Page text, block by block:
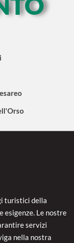
turistici della
esigenze. Le nostre
servizi
nella nostra